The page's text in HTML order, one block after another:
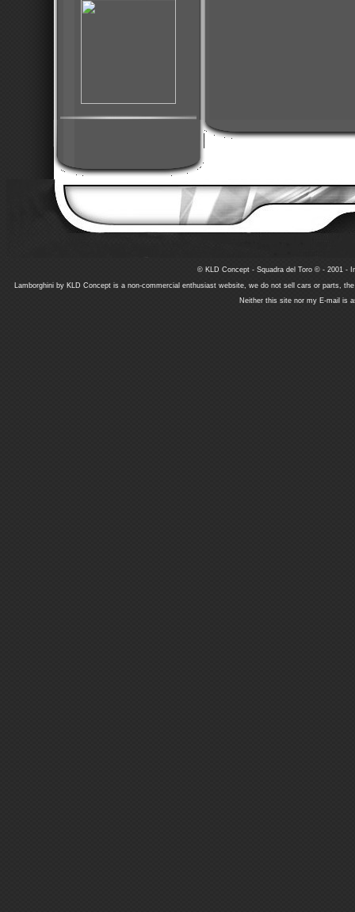
© KLD Concept - Squadra del Toro © - 2001 -
Lamborghini by KLD Concept is a non-commercial enthusiast website, we do not sell cars or parts,
Neither this site nor my E-mail is